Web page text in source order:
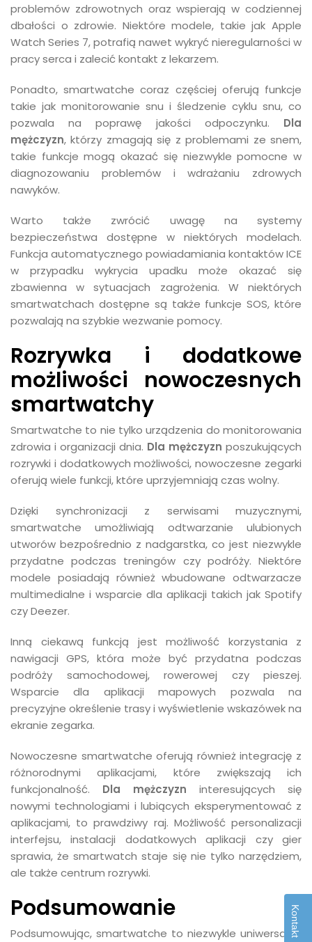
problemów zdrowotnych oraz wspierają w codziennej
dbałości o zdrowie. Niektóre modele, takie jak Apple
Watch Series 7, potrafią nawet wykryć nieregularności w
pracy serca i zalecić kontakt z lekarzem.
Ponadto, smartwatche coraz częściej oferują funkcje
takie jak monitorowanie snu i śledzenie cyklu snu, co
pozwala na poprawę jakości odpoczynku. Dla
mężczyzn, którzy zmagają się z problemami ze snem,
takie funkcje mogą okazać się niezwykle pomocne w
diagnozowaniu problemów i wdrażaniu zdrowych
nawyków.
Warto także zwrócić uwagę na systemy
bezpieczeństwa dostępne w niektórych modelach.
Funkcja automatycznego powiadamiania kontaktów ICE
w przypadku wykrycia upadku może okazać się
zbawienna w sytuacjach zagrożenia. W niektórych
smartwatchach dostępne są także funkcje SOS, które
pozwalają na szybkie wezwanie pomocy.
Rozrywka i dodatkowe
możliwości nowoczesnych
smartwatchy
Smartwatche to nie tylko urządzenia do monitorowania
zdrowia i organizacji dnia. Dla mężczyzn poszukujących
rozrywki i dodatkowych możliwości, nowoczesne zegarki
oferują wiele funkcji, które uprzyjemniają czas wolny.
Dzięki synchronizacji z serwisami muzycznymi,
smartwatche umożliwiają odtwarzanie ulubionych
utworów bezpośrednio z nadgarstka, co jest niezwykle
przydatne podczas treningów czy podróży. Niektóre
modele posiadają również wbudowane odtwarzacze
multimedialne i wsparcie dla aplikacji takich jak Spotify
czy Deezer.
Inną ciekawą funkcją jest możliwość korzystania z
nawigacji GPS, która może być przydatna podczas
podróży samochodowej, rowerowej czy pieszej.
Wsparcie dla aplikacji mapowych pozwala na
precyzyjne określenie trasy i wyświetlenie wskazówek na
ekranie zegarka.
Nowoczesne smartwatche oferują również integrację z
różnorodnymi aplikacjami, które zwiększają ich
funkcjonalność. Dla mężczyzn interesujących się
nowymi technologiami i lubiących eksperymentować z
aplikacjami, to prawdziwy raj. Możliwość personalizacji
interfejsu, instalacji dodatkowych aplikacji czy gier
sprawia, że smartwatch staje się nie tylko narzędziem,
ale także centrum rozrywki.
Podsumowanie
Podsumowując, smartwatche to niezwykle uniwersalne
Kontakt